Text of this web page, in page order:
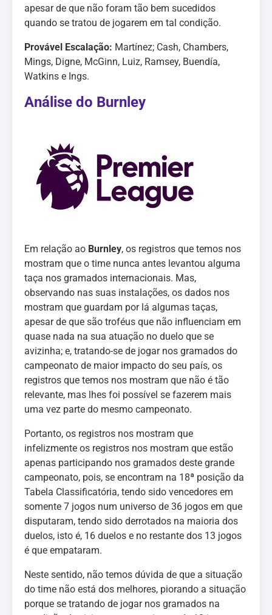
apesar de que não foram tão bem sucedidos
quando se tratou de jogarem em tal condição.
Provável Escalação: Martínez; Cash, Chambers,
Mings, Digne, McGinn, Luiz, Ramsey, Buendía,
Watkins e Ings.
Análise do Burnley
Em relação ao Burnley, os registros que temos nos
mostram que o time nunca antes levantou alguma
taça nos gramados internacionais. Mas,
observando nas suas instalações, os dados nos
mostram que guardam por lá algumas taças,
apesar de que são troféus que não influenciam em
quase nada na sua atuação no duelo que se
avizinha; e, tratando-se de jogar nos gramados do
campeonato de maior impacto do seu país, os
registros que temos nos mostram que não é tão
relevante, mas lhes foi possível se fazerem mais
uma vez parte do mesmo campeonato.
Portanto, os registros nos mostram que
infelizmente os registros nos mostram que estão
apenas participando nos gramados deste grande
campeonato, pois, se encontram na 18ª posição da
Tabela Classificatória, tendo sido vencedores em
somente 7 jogos num universo de 36 jogos em que
disputaram, tendo sido derrotados na maioria dos
duelos, isto é, 16 duelos e no restante dos 13 jogos
é que empataram.
Neste sentido, não temos dúvida de que a situação
do time não está dos melhores, piorando a situação
porque se tratando de jogar nos gramados na